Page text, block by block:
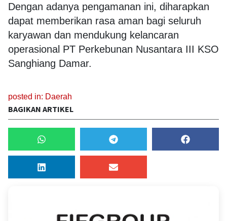
Dengan adanya pengamanan ini, diharapkan
dapat memberikan rasa aman bagi seluruh
karyawan dan mendukung kelancaran
operasional PT Perkebunan Nusantara III KSO
Sanghiang Damar.
posted in: Daerah
BAGIKAN ARTIKEL